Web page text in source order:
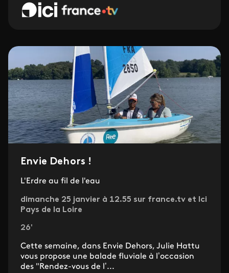
Envie Dehors !
L'Erdre au fil de l'eau
dimanche 25 janvier à 12.55 sur france.tv et Ici
Pays de la Loire
26'
Cette semaine, dans Envie Dehors, Julie Hattu
vous propose une balade fluviale à l’occasion
des "Rendez-vous de l’...